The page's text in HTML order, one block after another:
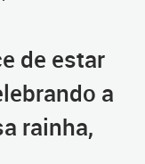
de estar
a
rainha,